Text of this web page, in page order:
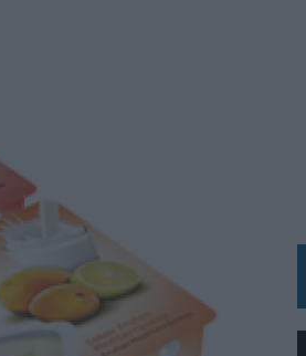
DE MARCA